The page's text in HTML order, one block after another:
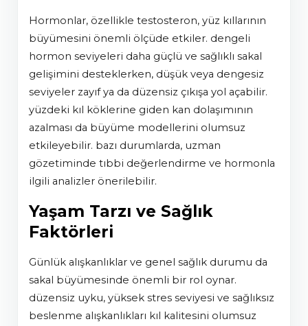
hormonlar, özellikle testosteron, yüz kıllarının
büyümesini önemli ölçüde etkiler. dengeli
hormon seviyeleri daha güçlü ve sağlıklı sakal
gelişimini desteklerken, düşük veya dengesiz
seviyeler zayıf ya da düzensiz çıkışa yol açabilir.
yüzdeki kıl köklerine giden kan dolaşımının
azalması da büyüme modellerini olumsuz
etkileyebilir. bazı durumlarda, uzman
gözetiminde tıbbi değerlendirme ve hormonla
ilgili analizler önerilebilir.
Yaşam Tarzı ve Sağlık
Faktörleri
günlük alışkanlıklar ve genel sağlık durumu da
sakal büyümesinde önemli bir rol oynar.
düzensiz uyku, yüksek stres seviyesi ve sağlıksız
beslenme alışkanlıkları kıl kalitesini olumsuz